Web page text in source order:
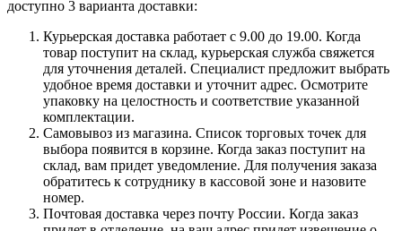
доступно 3 варианта доставки:
Курьерская доставка работает с 9.00 до 19.00. Когда
товар поступит на склад, курьерская служба свяжется
для уточнения деталей. Специалист предложит выбрать
удобное время доставки и уточнит адрес. Осмотрите
упаковку на целостность и соответствие указанной
комплектации.
Самовывоз из магазина. Список торговых точек для
выбора появится в корзине. Когда заказ поступит на
склад, вам придет уведомление. Для получения заказа
обратитесь к сотруднику в кассовой зоне и назовите
номер.
Почтовая доставка через почту России. Когда заказ